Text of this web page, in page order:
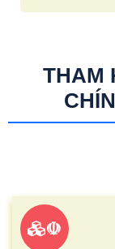
THAM
☫